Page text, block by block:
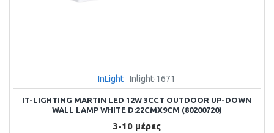
InLight Inlight-1671
IT-LIGHTING MARTIN LED 12W 3CCT OUTDOOR UP-DOWN
WALL LAMP WHITE D:22CMX9CM (80200720)
3-10 μέρες